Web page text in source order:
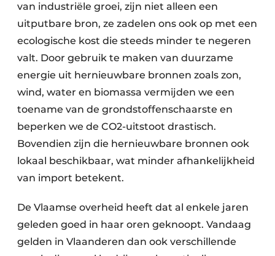
van industriële groei, zijn niet alleen een
uitputbare bron, ze zadelen ons ook op met een
ecologische kost die steeds minder te negeren
valt. Door gebruik te maken van duurzame
energie uit hernieuwbare bronnen zoals zon,
wind, water en biomassa vermijden we een
toename van de grondstoffenschaarste en
beperken we de CO2-uitstoot drastisch.
Bovendien zijn die hernieuwbare bronnen ook
lokaal beschikbaar, wat minder afhankelijkheid
van import betekent.
De Vlaamse overheid heeft dat al enkele jaren
geleden goed in haar oren geknoopt. Vandaag
gelden in Vlaanderen dan ook verschillende